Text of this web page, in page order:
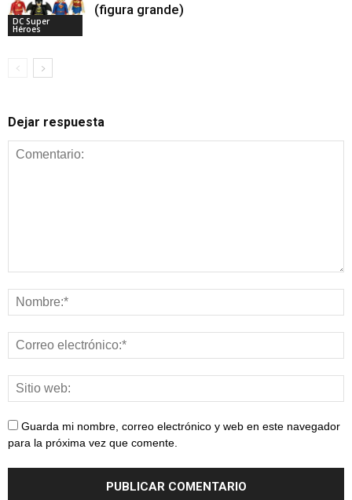
DC Super
Héroes
(figura grande)
Dejar respuesta
Guarda mi nombre, correo electrónico y web en este navegador
para la próxima vez que comente.